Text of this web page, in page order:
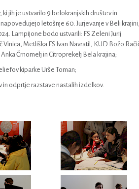
jih je ustvarilo 9 belokranjskih društev in
letošnje 60. Jurjevanje v Beli krajini,
Lampijone bodo ustvarili: FS Zeleni Jurij
Metliška FS Ivan Navratil, KUD Božo
Črnomelj in Citroprekelj Bela krajina;
kiparke Urše Toman;
in odprtje razstave nastalih izdelkov.